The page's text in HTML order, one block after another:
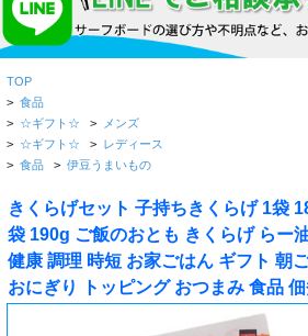
TOP
> 食品
> ☆ギフト☆ > メンズ
> ☆ギフト☆ > レディース
> 食品 > 伊豆うまいもの
きくらげセット 子持ちきくらげ 1袋
袋 190g ご飯のおとも きくらげ らー
健康 調理 時短 お家ごはん ギフト 朝
おにぎり トッピング おつまみ 食品